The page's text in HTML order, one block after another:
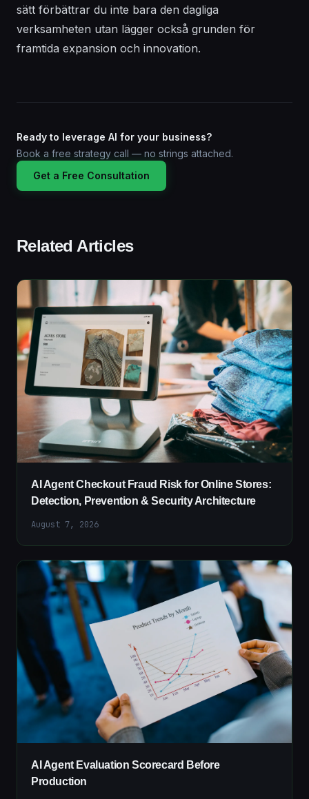
sätt förbättrar du inte bara den dagliga
verksamheten utan lägger också grunden för
framtida expansion och innovation.
Ready to leverage AI for your business?
Book a free strategy call — no strings attached.
Get a Free Consultation
Related Articles
AI Agent Checkout Fraud Risk for Online Stores:
Detection, Prevention & Security Architecture
August 7, 2026
AI Agent Evaluation Scorecard Before
Production